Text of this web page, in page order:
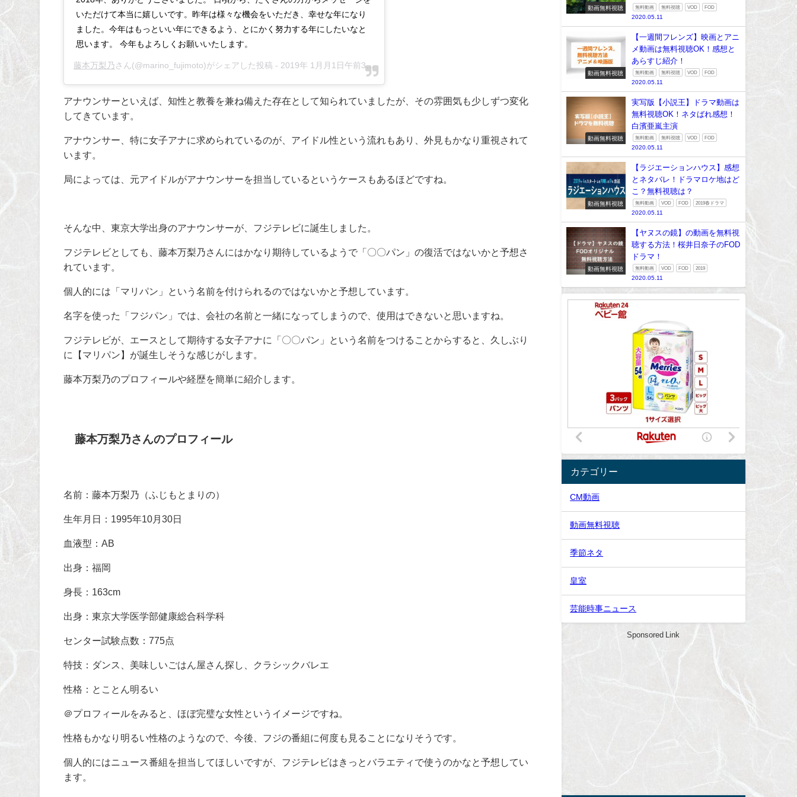
いただけて本当に嬉しいです。昨年は様々な機会をいただき、幸せな年になり
ました。今年はもっといい年にできるよう、とにかく努力する年にしたいなと
思います。 今年もよろしくお願いいたします。
藤本万梨乃さん(@marino_fujimoto)がシェアした投稿 - 2019年 1月月1日午前3時05分PST
アナウンサーといえば、知性と教養を兼ね備えた存在として知られていましたが、その雰囲気も少しずつ変化
してきています。
アナウンサー、特に女子アナに求められているのが、アイドル性という流れもあり、外見もかなり重視されて
います。
局によっては、元アイドルがアナウンサーを担当しているというケースもあるほどですね。
そんな中、東京大学出身のアナウンサーが、フジテレビに誕生しました。
フジテレビとしても、藤本万梨乃さんにはかなり期待しているようで「〇〇パン」の復活ではないかと予想さ
れています。
個人的には「マリパン」という名前を付けられるのではないかと予想しています。
名字を使った「フジパン」では、会社の名前と一緒になってしまうので、使用はできないと思いますね。
フジテレビが、エースとして期待する女子アナに「〇〇パン」という名前をつけることからすると、久しぶり
に【マリパン】が誕生しそうな感じがします。
藤本万梨乃のプロフィールや経歴を簡単に紹介します。
藤本万梨乃さんのプロフィール
名前：藤本万梨乃（ふじもとまりの）
生年月日： 1995年10 月30日
血液型： AB
出身：福岡
身長： 163cm
出身：東京大学医学部健康総合科学科
センター試験点数：775点
特技：ダンス、美味しいごはん屋さん探し、クラシックバレエ
性格：とことん明るい
＠プロフィールをみると、ほぼ完璧な女性というイメージですね。
性格もかなり明るい性格のようなので、今後、フジの番組に何度も見ることになりそうです。
個人的にはニュース番組を担当してほしいですが、フジテレビはきっとバラエティで使うのかなと予想してい
ます。
動画無料視聴 無料動画 無料視聴 VOD FOD
2020.05.11
動画無料視聴
【一週間フレンズ】映画とアニ
メ動画は無料視聴OK！感想と
あらすじ紹介！
無料動画 無料視聴 VOD FOD
2020.05.11
動画無料視聴
実写版【小説王】ドラマ動画は
無料視聴OK！ネタばれ感想！
白濱亜嵐主演
無料動画 無料視聴 VOD FOD
2020.05.11
動画無料視聴
【ラジエーションハウス】感想
とネタバレ！ドラマロケ地はど
こ？無料視聴は？
無料動画 VOD FOD 2019春ドラマ
2020.05.11
動画無料視聴
【ヤヌスの鏡】の動画を無料視
聴する方法！桜井日奈子のFOD
ドラマ！
無料動画 VOD FOD 2019
2020.05.11
カテゴリー
CM動画
動画無料視聴
季節ネタ
皇室
芸能時事ニュース
Sponsored Link